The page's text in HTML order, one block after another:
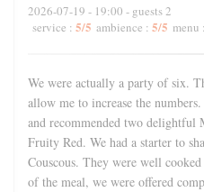
2026-07-19 - 19:00 - guests 2
service : 5/5 ambience : 5/5 menu :
We were actually a party of six.
allow me to increase the
and recommended two delightful
Fruity Red. We had a starter to
Couscous. They were well
of the meal, we were offered